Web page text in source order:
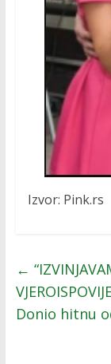
Izvor: Pink.rs
←
Donio hitnu